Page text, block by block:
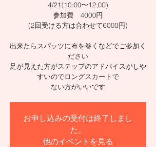
4/21(10:00〜12;00)
参加費 4000円
(2回受ける方は合わせて6000円)
出来たらスパッツに布を巻くなどでご参加く
ださい
足が見えた方がステップのアドバイスがしや
すいのでロングスカートで
お申し込みの受付は終了しまし
た。
他のイベントを見る